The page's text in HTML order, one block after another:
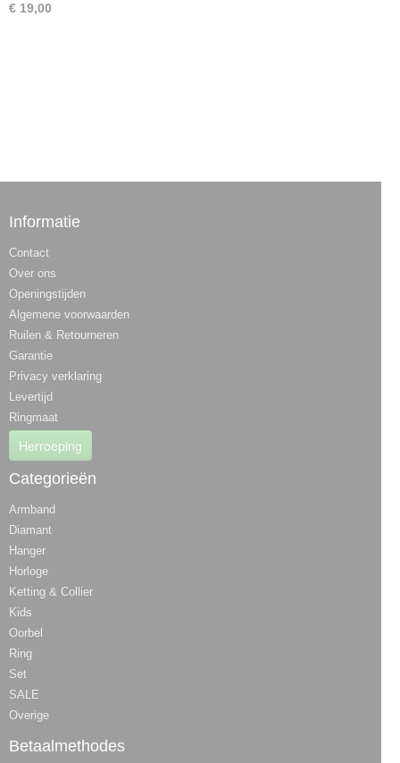
€ 19,00
Informatie
Contact
Over ons
Openingstijden
Algemene voorwaarden
Ruilen & Retourneren
Garantie
Privacy verklaring
Levertijd
Ringmaat
Herroeping
Categorieën
Armband
Diamant
Hanger
Horloge
Ketting & Collier
Kids
Oorbel
Ring
Set
SALE
Overige
Betaalmethodes